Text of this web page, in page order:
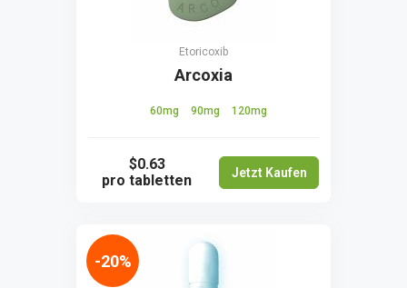
Etoricoxib
Arcoxia
60mg 90mg 120mg
$0.63
pro tabletten
Jetzt Kaufen
-20%